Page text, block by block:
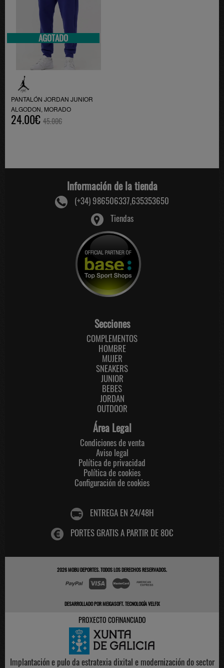
AGOTADO
PANTALÓN JORDAN JUNIOR
ALGODON, MORADO
24.00€ 45.00€
Información de la tienda
(+34) 986506337,635353650
Tiendas
Secciones
COMPLEMENTOS
HOMBRE
MUJER
SNEAKERS
JUNIOR
BEBES
JORDAN
OUTDOOR
Área Legal
Condiciones de venta
Aviso legal
Política de privacidad
Política de cookies
Configuración de cookies
ENTREGA EN 24/48H
PORTES GRATIS A PARTIR DE 80€
2026MOBU DEPORTES. TODOS LOS DERECHOS RESERVADOS.
DESARROLLADO PORMEIGASOFT.TECNOLOGÍA VELFIX
PROXECTO COFINANCIADO
Implantación e pulo da estratexia dixital e modernización do sector